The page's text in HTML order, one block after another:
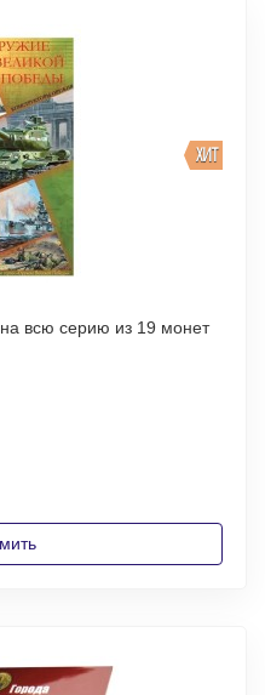
ХИТ
всю серию из 19 монет